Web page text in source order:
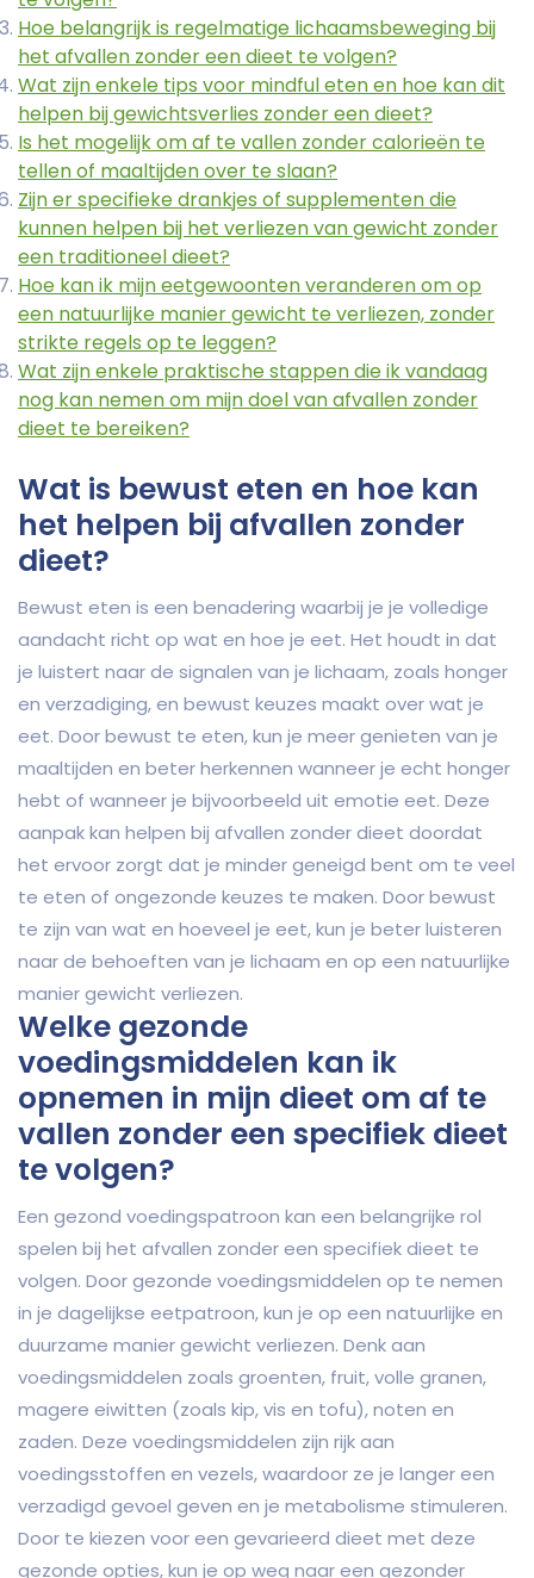
Hoe belangrijk is regelmatige lichaamsbeweging bij
het afvallen zonder een dieet te volgen?
Wat zijn enkele tips voor mindful eten en hoe kan dit
helpen bij gewichtsverlies zonder een dieet?
Is het mogelijk om af te vallen zonder calorieën te
tellen of maaltijden over te slaan?
Zijn er specifieke drankjes of supplementen die
kunnen helpen bij het verliezen van gewicht zonder
een traditioneel dieet?
Hoe kan ik mijn eetgewoonten veranderen om op
een natuurlijke manier gewicht te verliezen, zonder
strikte regels op te leggen?
Wat zijn enkele praktische stappen die ik vandaag
nog kan nemen om mijn doel van afvallen zonder
dieet te bereiken?
Wat is bewust eten en hoe kan
het helpen bij afvallen zonder
dieet?
Bewust eten is een benadering waarbij je je volledige
aandacht richt op wat en hoe je eet. Het houdt in dat
je luistert naar de signalen van je lichaam, zoals honger
en verzadiging, en bewust keuzes maakt over wat je
eet. Door bewust te eten, kun je meer genieten van je
maaltijden en beter herkennen wanneer je echt honger
hebt of wanneer je bijvoorbeeld uit emotie eet. Deze
aanpak kan helpen bij afvallen zonder dieet doordat
het ervoor zorgt dat je minder geneigd bent om te veel
te eten of ongezonde keuzes te maken. Door bewust
te zijn van wat en hoeveel je eet, kun je beter luisteren
naar de behoeften van je lichaam en op een natuurlijke
manier gewicht verliezen.
Welke gezonde
voedingsmiddelen kan ik
opnemen in mijn dieet om af te
vallen zonder een specifiek dieet
te volgen?
Een gezond voedingspatroon kan een belangrijke rol
spelen bij het afvallen zonder een specifiek dieet te
volgen. Door gezonde voedingsmiddelen op te nemen
in je dagelijkse eetpatroon, kun je op een natuurlijke en
duurzame manier gewicht verliezen. Denk aan
voedingsmiddelen zoals groenten, fruit, volle granen,
magere eiwitten (zoals kip, vis en tofu), noten en
zaden. Deze voedingsmiddelen zijn rijk aan
voedingsstoffen en vezels, waardoor ze je langer een
verzadigd gevoel geven en je metabolisme stimuleren.
Door te kiezen voor een gevarieerd dieet met deze
gezonde opties, kun je op weg naar een gezonder